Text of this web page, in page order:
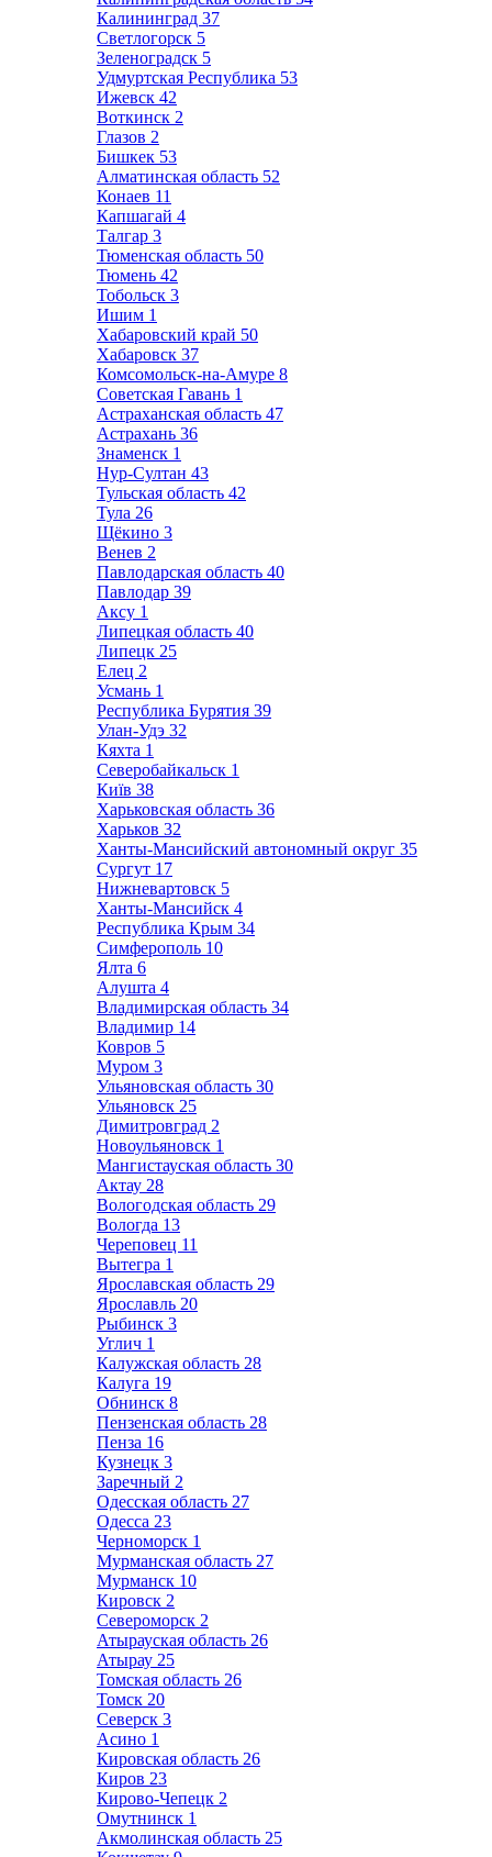
Калининград 37
Светлогорск 5
Зеленоградск 5
Удмуртская Республика 53
Ижевск 42
Воткинск 2
Глазов 2
Бишкек 53
Алматинская область 52
Конаев 11
Капшагай 4
Талгар 3
Тюменская область 50
Тюмень 42
Тобольск 3
Ишим 1
Хабаровский край 50
Хабаровск 37
Комсомольск-на-Амуре 8
Советская Гавань 1
Астраханская область 47
Астрахань 36
Знаменск 1
Нур-Султан 43
Тульская область 42
Тула 26
Щёкино 3
Венев 2
Павлодарская область 40
Павлодар 39
Аксу 1
Липецкая область 40
Липецк 25
Елец 2
Усмань 1
Республика Бурятия 39
Улан-Удэ 32
Кяхта 1
Северобайкальск 1
Київ 38
Харьковская область 36
Харьков 32
Ханты-Мансийский автономный округ 35
Сургут 17
Нижневартовск 5
Ханты-Мансийск 4
Республика Крым 34
Симферополь 10
Ялта 6
Алушта 4
Владимирская область 34
Владимир 14
Ковров 5
Муром 3
Ульяновская область 30
Ульяновск 25
Димитровград 2
Новоульяновск 1
Мангистауская область 30
Актау 28
Вологодская область 29
Вологда 13
Череповец 11
Вытегра 1
Ярославская область 29
Ярославль 20
Рыбинск 3
Углич 1
Калужская область 28
Калуга 19
Обнинск 8
Пензенская область 28
Пенза 16
Кузнецк 3
Заречный 2
Одесская область 27
Одесса 23
Черноморск 1
Мурманская область 27
Мурманск 10
Кировск 2
Североморск 2
Атырауская область 26
Атырау 25
Томская область 26
Томск 20
Северск 3
Асино 1
Кировская область 26
Киров 23
Кирово-Чепецк 2
Омутнинск 1
Акмолинская область 25